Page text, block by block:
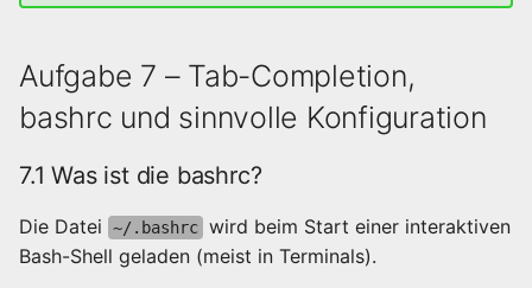
Aufgabe 7 – Tab-Completion,
bashrc und sinnvolle Konfiguration
7.1 Was ist die bashrc?
Die Datei ~/.bashrc wird beim Start einer interaktiven
Bash-Shell geladen (meist in Terminals).